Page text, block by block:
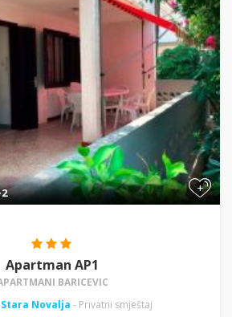
+
Apartman AP1
BARICEVIC
Stara Novalja - Privatni smještaj